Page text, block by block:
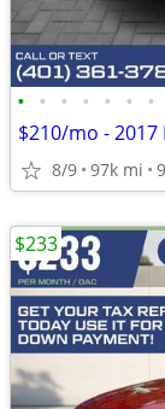
• • • • • • •
$210/mo - 2017
8/9 97k mi
$233